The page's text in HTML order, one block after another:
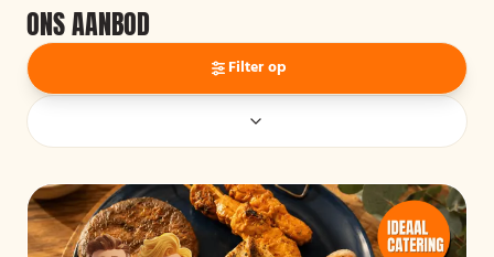
ONS AANBOD
Filter op